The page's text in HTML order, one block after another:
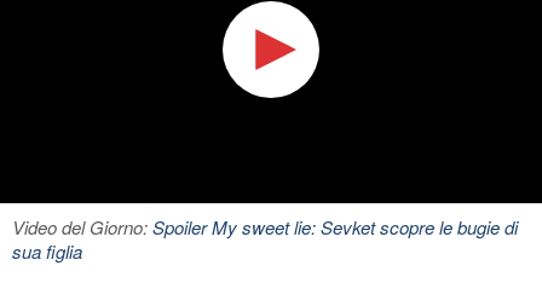
Video del Giorno:Spoiler My sweet lie: Sevket scopre le bugie di
sua figlia